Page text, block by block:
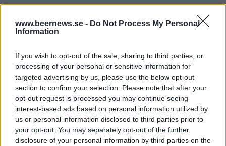
www.beernews.se - Do Not Process My Personal
Information
If you wish to opt-out of the sale, sharing to third parties, or
processing of your personal or sensitive information for
targeted advertising by us, please use the below opt-out
section to confirm your selection. Please note that after your
opt-out request is processed you may continue seeing
interest-based ads based on personal information utilized by
us or personal information disclosed to third parties prior to
your opt-out. You may separately opt-out of the further
disclosure of your personal information by third parties on the